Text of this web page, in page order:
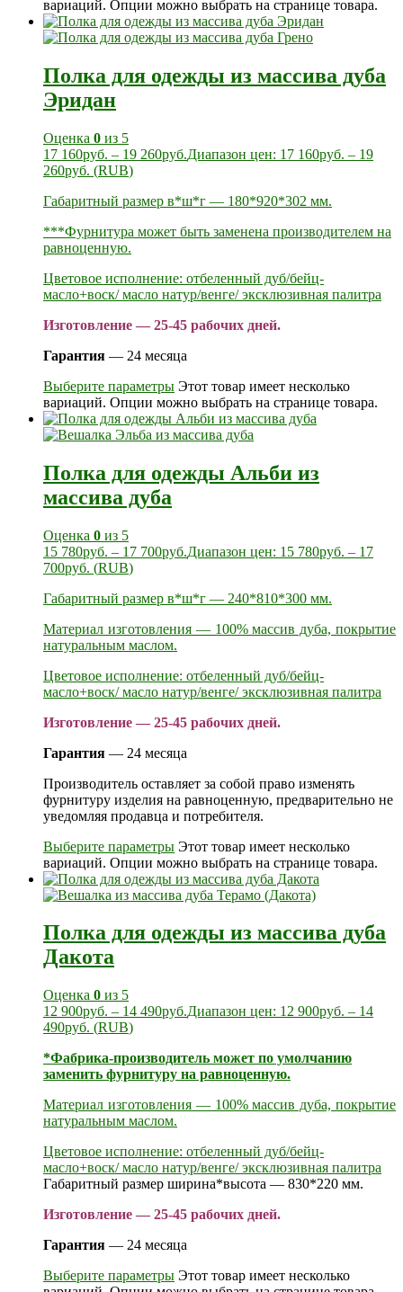
вариаций. Опции можно выбрать на странице товара.
Полка для одежды из массива дуба
Эридан
Оценка 0 из 5
17 160руб. – 19 260руб.Диапазон цен: 17 160руб. – 19
260руб. (RUB)
Габаритный размер в*ш*г — 180*920*302 мм.
***Фурнитура может быть заменена производителем на
равноценную.
Цветовое исполнение: отбеленный дуб/бейц-
масло+воск/ масло натур/венге/ эксклюзивная палитра
Изготовление — 25-45 рабочих дней.
Гарантия — 24 месяца
Выберите параметры Этот товар имеет несколько
вариаций. Опции можно выбрать на странице товара.
Полка для одежды Альби из
массива дуба
Оценка 0 из 5
15 780руб. – 17 700руб.Диапазон цен: 15 780руб. – 17
700руб. (RUB)
Габаритный размер в*ш*г — 240*810*300 мм.
Материал изготовления — 100% массив дуба, покрытие
натуральным маслом.
Цветовое исполнение: отбеленный дуб/бейц-
масло+воск/ масло натур/венге/ эксклюзивная палитра
Изготовление — 25-45 рабочих дней.
Гарантия — 24 месяца
Производитель оставляет за собой право изменять
фурнитуру изделия на равноценную, предварительно не
уведомляя продавца и потребителя.
Выберите параметры Этот товар имеет несколько
вариаций. Опции можно выбрать на странице товара.
Полка для одежды из массива дуба
Дакота
Оценка 0 из 5
12 900руб. – 14 490руб.Диапазон цен: 12 900руб. – 14
490руб. (RUB)
*Фабрика-производитель может по умолчанию
заменить фурнитуру на равноценную.
Материал изготовления — 100% массив дуба, покрытие
натуральным маслом.
Цветовое исполнение: отбеленный дуб/бейц-
масло+воск/ масло натур/венге/ эксклюзивная палитра
Габаритный размер ширина*высота — 830*220 мм.
Изготовление — 25-45 рабочих дней.
Гарантия — 24 месяца
Выберите параметры Этот товар имеет несколько